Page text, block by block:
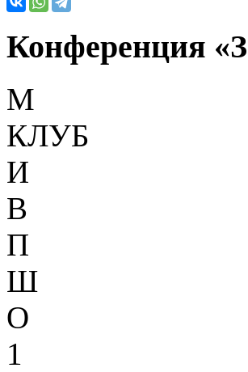
Конференция
М
КЛУБ
И
В
П
Ш
О
1